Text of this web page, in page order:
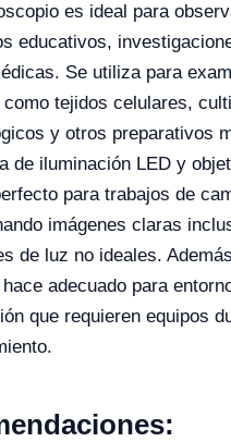
es ideal para
educativos,
Se utiliza para
como tejidos celulares,
y otros preparativos
de iluminación LED y
para trabajos de
imágenes claras
de luz no ideales.
adecuado para
que requieren equipos